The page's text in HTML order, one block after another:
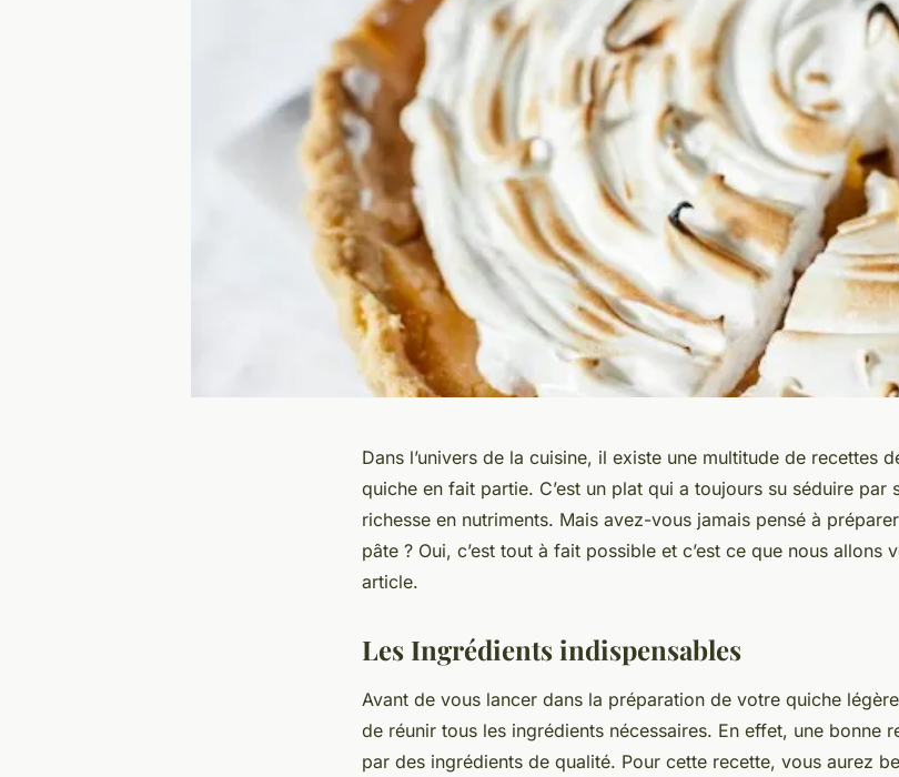
Dans l’univers de la cuisine, il existe une multitude de recettes
quiche en fait partie. C’est un plat qui a toujours su séduire par
richesse en nutriments. Mais avez-vous jamais pensé à
pâte ? Oui, c’est tout à fait possible et c’est ce que nous allons
article.
Les Ingrédients indispensables
Avant de vous lancer dans la préparation de votre quiche
de réunir tous les ingrédients nécessaires. En effet, une bonne
par des ingrédients de qualité. Pour cette recette, vous aurez